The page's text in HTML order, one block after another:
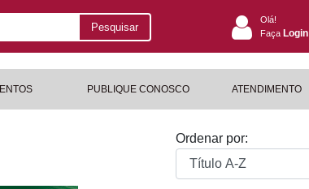
Pesquisar
Olá!
Faça Login
PUBLIQUE CONOSCO ATENDIMENTO
Ordenar por: